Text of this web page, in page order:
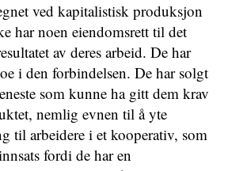
ved kapitalistisk produksjon
har noen eiendomsrett til det
av deres arbeid. De har
i den forbindelsen. De har solgt
som kunne ha gitt dem krav
nemlig evnen til å yte
til arbeidere i et kooperativ, som
fordi de har en